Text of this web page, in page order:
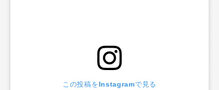
この投稿をInstagramで見る